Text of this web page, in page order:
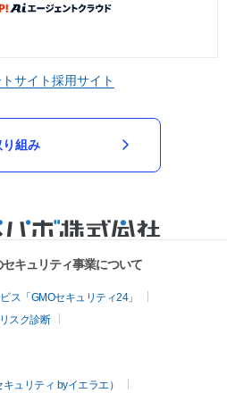
サイト採用サイト
組み
キュリティ事業について
ス「GMOセキュリティ24」
スク診断
ュリティ byイエラエ）